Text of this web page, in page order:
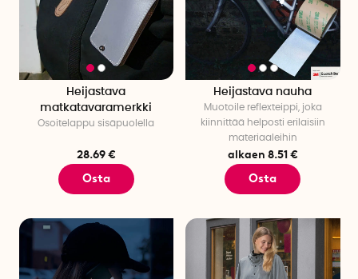
Heijastava
matkatavaramerkki
Osoitelappu sisäpuolella
28.69 €
Osta
Heijastava nauha
Muotoile reflexteippi, joka
kiinnittää helposti erilaisiin
materiaaleihin
alkaen 8.51 €
Osta